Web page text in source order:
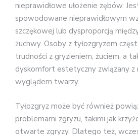
nieprawidłowe ułożenie zębów.
spowodowane nieprawidłowym
szczękowej lub dysproporcją
żuchwy. Osoby z tyłozgryzem
trudności z gryzieniem, żuciem, a
dyskomfort estetyczny związany z
wyglądem twarzy.
Tyłozgryz może być również
problemami zgryzu, takimi jak
otwarte zgryzy. Dlatego też,